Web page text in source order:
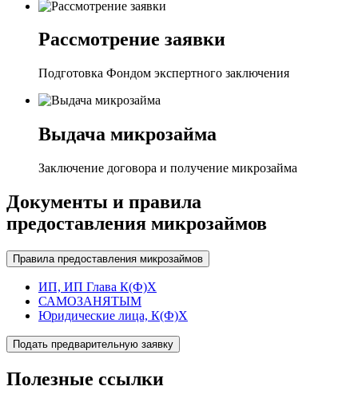
Рассмотрение заявки
Подготовка Фондом экспертного заключения
Выдача микрозайма
Заключение договора и получение микрозайма
Документы и правила
предоставления микрозаймов
Правила предоставления микрозаймов
ИП, ИП Глава К(Ф)Х
САМОЗАНЯТЫМ
Юридические лица, К(Ф)Х
Подать предварительную заявку
Полезные ссылки